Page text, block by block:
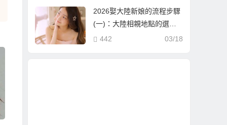
2026娶大陸新娘的流程步驟
(一)：大陸相親地點的選
擇！
03/18
442